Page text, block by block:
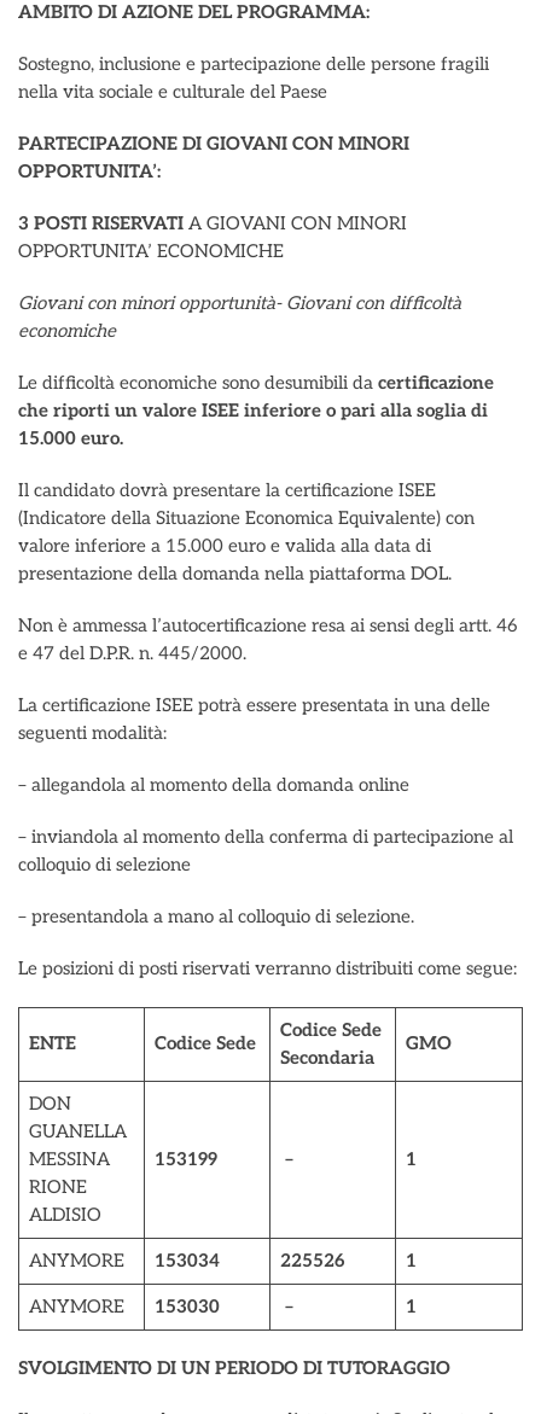
AMBITO DI AZIONE DEL PROGRAMMA:
Sostegno, inclusione e partecipazione delle persone fragili
nella vita sociale e culturale del Paese
PARTECIPAZIONE DI GIOVANI CON MINORI
OPPORTUNITA’:
3 POSTI RISERVATI A GIOVANI CON MINORI
OPPORTUNITA’ ECONOMICHE
Giovani con minori opportunità- Giovani con difficoltà
economiche
Le difficoltà economiche sono desumibili da certificazione
che riporti un valore ISEE inferiore o pari alla soglia di
15.000 euro.
Il candidato dovrà presentare la certificazione ISEE
(Indicatore della Situazione Economica Equivalente) con
valore inferiore a 15.000 euro e valida alla data di
presentazione della domanda nella piattaforma DOL.
Non è ammessa l’autocertificazione resa ai sensi degli artt. 46
e 47 del D.P.R. n. 445/2000.
La certificazione ISEE potrà essere presentata in una delle
seguenti modalità:
– allegandola al momento della domanda online
– inviandola al momento della conferma di partecipazione al
colloquio di selezione
– presentandola a mano al colloquio di selezione.
Le posizioni di posti riservati verranno distribuiti come segue:
ENTE Codice Sede
Codice Sede
Secondaria
GMO
DON
GUANELLA
MESSINA
RIONE
ALDISIO
153199 – 1
ANYMORE 153034 225526 1
ANYMORE 153030 – 1
SVOLGIMENTO DI UN PERIODO DI TUTORAGGIO